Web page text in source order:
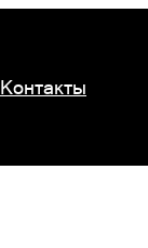
Контакты